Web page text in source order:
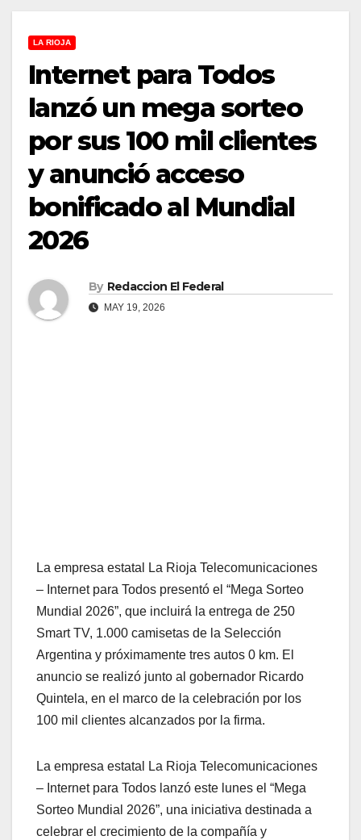
LA RIOJA
Internet para Todos
lanzó un mega sorteo
por sus 100 mil clientes
y anunció acceso
bonificado al Mundial
2026
By Redaccion El Federal
MAY 19, 2026
La empresa estatal La Rioja Telecomunicaciones
– Internet para Todos presentó el “Mega Sorteo
Mundial 2026”, que incluirá la entrega de 250
Smart TV, 1.000 camisetas de la Selección
Argentina y próximamente tres autos 0 km. El
anuncio se realizó junto al gobernador Ricardo
Quintela, en el marco de la celebración por los
100 mil clientes alcanzados por la firma.
La empresa estatal La Rioja Telecomunicaciones
– Internet para Todos lanzó este lunes el “Mega
Sorteo Mundial 2026”, una iniciativa destinada a
celebrar el crecimiento de la compañía y